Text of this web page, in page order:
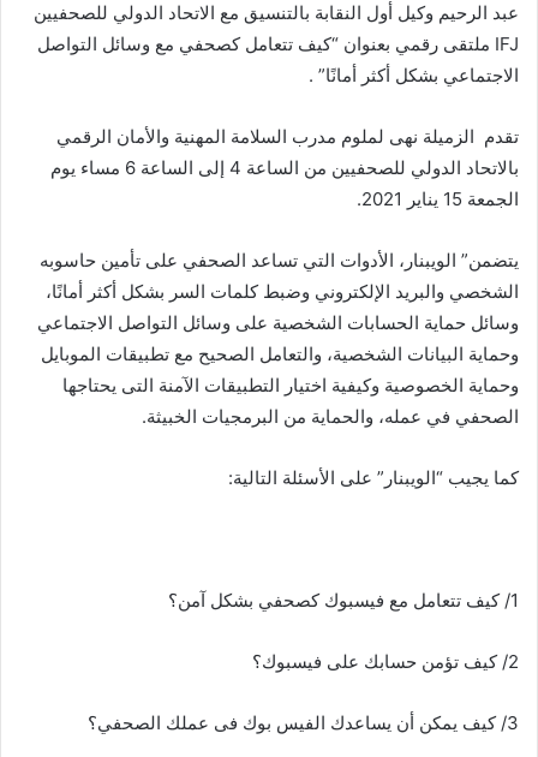
عبد الرحيم وكيل أول النقابة بالتنسيق مع الاتحاد الدولي للصحفيين
IFJ ملتقى رقمي بعنوان “كيف تتعامل كصحفي مع وسائل التواصل
الاجتماعي بشكل أكثر أمانًا” .
تقدم الزميلة نهى لملوم مدرب السلامة المهنية والأمان الرقمي
بالاتحاد الدولي للصحفيين من الساعة 4 إلى الساعة 6 مساء يوم
الجمعة 15 يناير 2021.
يتضمن” الويبنار، الأدوات التي تساعد الصحفي على تأمين حاسوبه
الشخصي والبريد الإلكتروني وضبط كلمات السر بشكل أكثر أمانًا،
وسائل حماية الحسابات الشخصية على وسائل التواصل الاجتماعي
وحماية البيانات الشخصية، والتعامل الصحيح مع تطبيقات الموبايل
وحماية الخصوصية وكيفية اختيار التطبيقات الآمنة التى يحتاجها
الصحفي في عمله، والحماية من البرمجيات الخبيثة.
كما يجيب “الويبنار” على الأسئلة التالية:
1/ كيف تتعامل مع فيسبوك كصحفي بشكل آمن؟
2/ كيف تؤمن حسابك على فيسبوك؟
3/ كيف يمكن أن يساعدك الفيس بوك فى عملك الصحفي؟